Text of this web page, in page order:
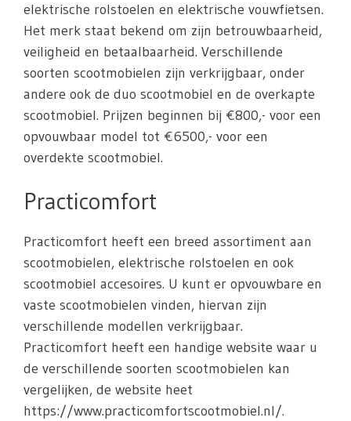
elektrische rolstoelen en elektrische vouwfietsen.
Het merk staat bekend om zijn betrouwbaarheid,
veiligheid en betaalbaarheid. Verschillende
soorten scootmobielen zijn verkrijgbaar, onder
andere ook de duo scootmobiel en de overkapte
scootmobiel. Prijzen beginnen bij €800,- voor een
opvouwbaar model tot €6500,- voor een
overdekte scootmobiel.
Practicomfort
Practicomfort heeft een breed assortiment aan
scootmobielen, elektrische rolstoelen en ook
scootmobiel accesoires. U kunt er opvouwbare en
vaste scootmobielen vinden, hiervan zijn
verschillende modellen verkrijgbaar.
Practicomfort heeft een handige website waar u
de verschillende soorten scootmobielen kan
vergelijken, de website heet
https://www.practicomfortscootmobiel.nl/.